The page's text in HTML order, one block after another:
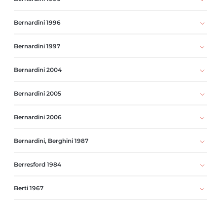
Bernardini 1996
Bernardini 1997
Bernardini 2004
Bernardini 2005
Bernardini 2006
Bernardini, Berghini 1987
Berresford 1984
Berti 1967